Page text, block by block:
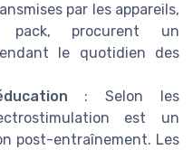
par les appareils,
pack, procurent un
le quotidien des
: Selon les
est un
post-entraînement. Les